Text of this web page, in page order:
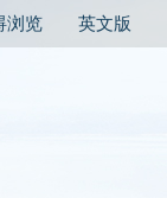
浏览 英文版